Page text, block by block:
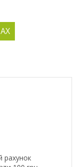
рахунок